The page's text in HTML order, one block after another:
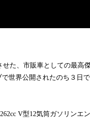
た、市販車としての最高
世界公開されたのち３日
V型12気筒ガソリンエ